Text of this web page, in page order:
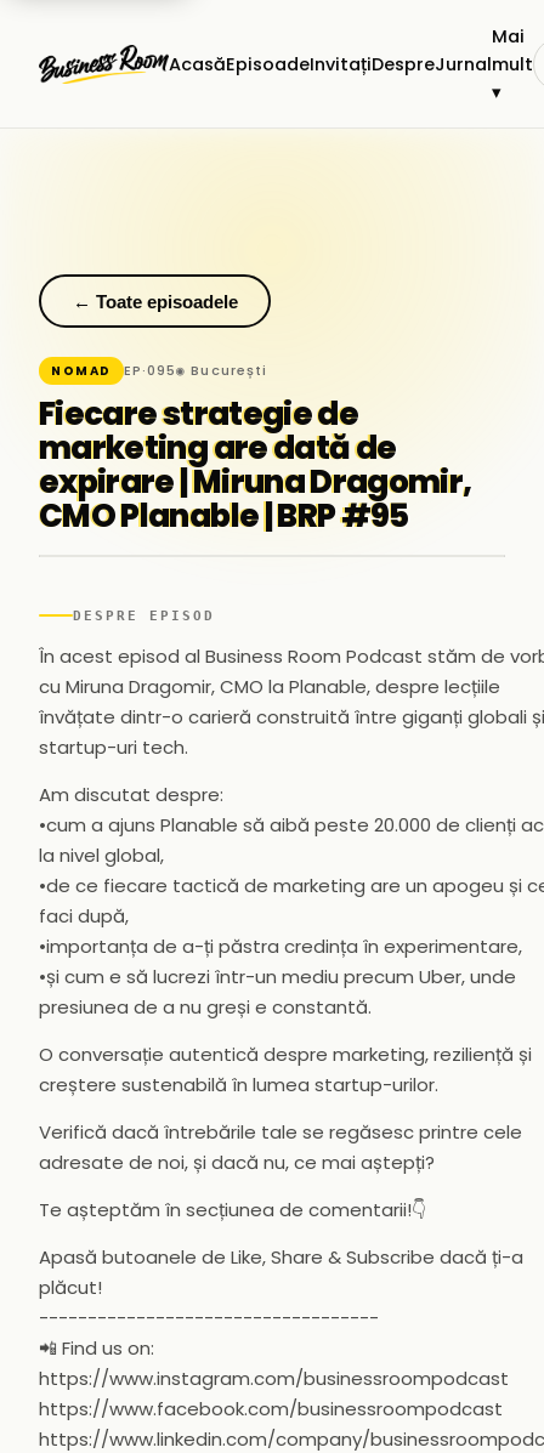
AcasăEpisoadeInvitațiDespreJurnal
Mai
mult
▾
← Toate episoadele
NOMAD EP·095◉ București
Fiecare strategie de
marketing are dată de
expirare | Miruna Dragomir,
CMO Planable | BRP #95
DESPRE EPISOD
În acest episod al Business Room Podcast stăm de
cu Miruna Dragomir, CMO la Planable, despre lecțiile
învățate dintr-o carieră construită între giganți globali și
startup-uri tech.
Am discutat despre:
•cum a ajuns Planable să aibă peste 20.000 de clienți
la nivel global,
•de ce fiecare tactică de marketing are un apogeu și
faci după,
•importanța de a-ți păstra credința în experimentare,
•și cum e să lucrezi într-un mediu precum Uber, unde
presiunea de a nu greși e constantă.
O conversație autentică despre marketing, reziliență și
creștere sustenabilă în lumea startup-urilor.
Verifică dacă întrebările tale se regăsesc printre cele
adresate de noi, și dacă nu, ce mai aștepți?
Te așteptăm în secțiunea de comentarii!👇
Apasă butoanele de Like, Share & Subscribe dacă ți-a
plăcut!
-----------------------------------
📲 Find us on:
https://www.instagram.com/businessroompodcast
https://www.facebook.com/businessroompodcast
https://www.linkedin.com/company/